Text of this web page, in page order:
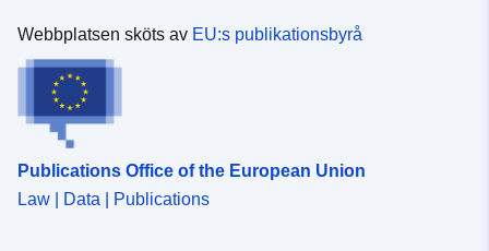
Webbplatsen sköts av EU:s publikationsbyrå
Publications Office of the European Union
Law | Data | Publications